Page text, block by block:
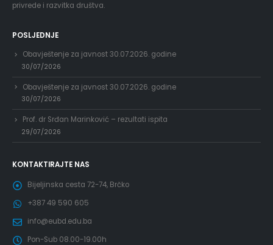
privrede i razvitka društva.
POSLJEDNJE
Obavještenje za javnost 30.07.2026. godine
30/07/2026
Obavještenje za javnost 30.07.2026. godine
30/07/2026
Prof. dr Srđan Marinković – rezultati ispita
29/07/2026
KONTAKTIRAJTE NAS
Bijeljinska cesta 72-74, Brčko
+387 49 590 605
info@eubd.edu.ba
Pon-Sub 08.00-19.00h